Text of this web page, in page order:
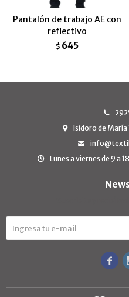
Pantalón de trabajo AE con
reflectivo
$ 645
Isidoro de
Lunes a viernes de 9 a
